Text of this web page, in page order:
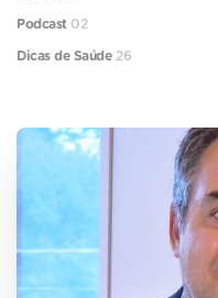
Podcast 02
Dicas de Saúde 26